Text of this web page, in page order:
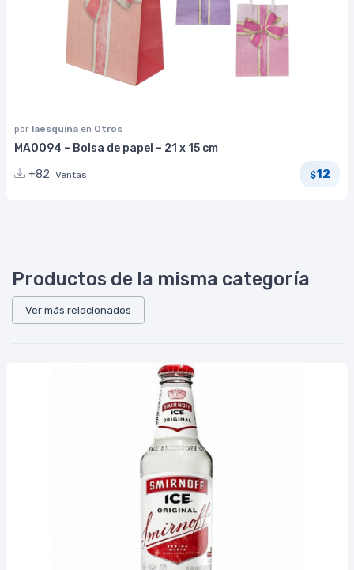
por laesquina en Otros
MA0094 – Bolsa de papel – 21 x 15 cm
+82 Ventas $12
Productos de la misma categoría
Ver más relacionados